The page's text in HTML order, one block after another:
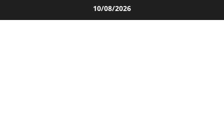
al
10/08/2026